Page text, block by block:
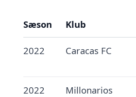
Sæson Klub
2022 Caracas FC
2022 Millonarios